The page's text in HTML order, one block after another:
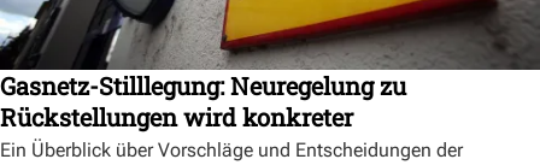
Gasnetz-Stilllegung: Neuregelung zu
Rückstellungen wird konkreter
Ein Überblick über Vorschläge und Entscheidungen der